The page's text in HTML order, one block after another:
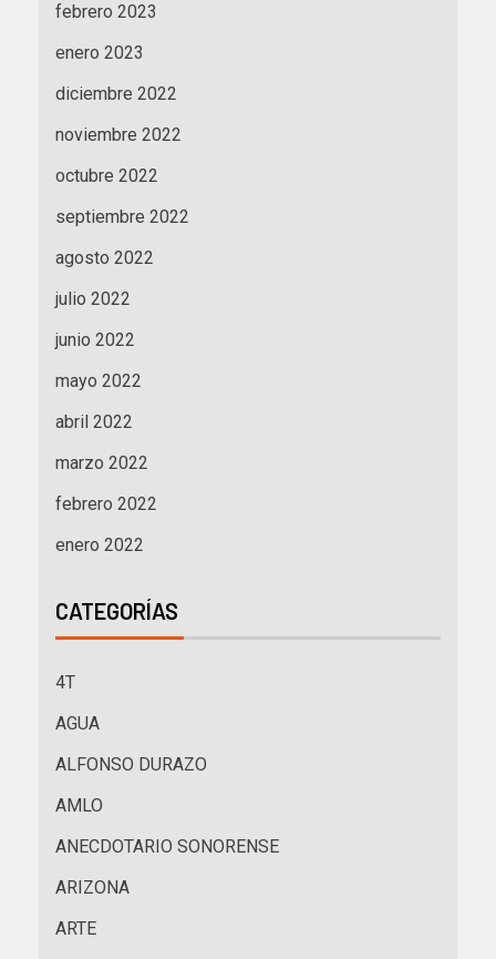
febrero 2023
enero 2023
diciembre 2022
noviembre 2022
octubre 2022
septiembre 2022
agosto 2022
julio 2022
junio 2022
mayo 2022
abril 2022
marzo 2022
febrero 2022
enero 2022
CATEGORÍAS
4T
AGUA
ALFONSO DURAZO
AMLO
ANECDOTARIO SONORENSE
ARIZONA
ARTE